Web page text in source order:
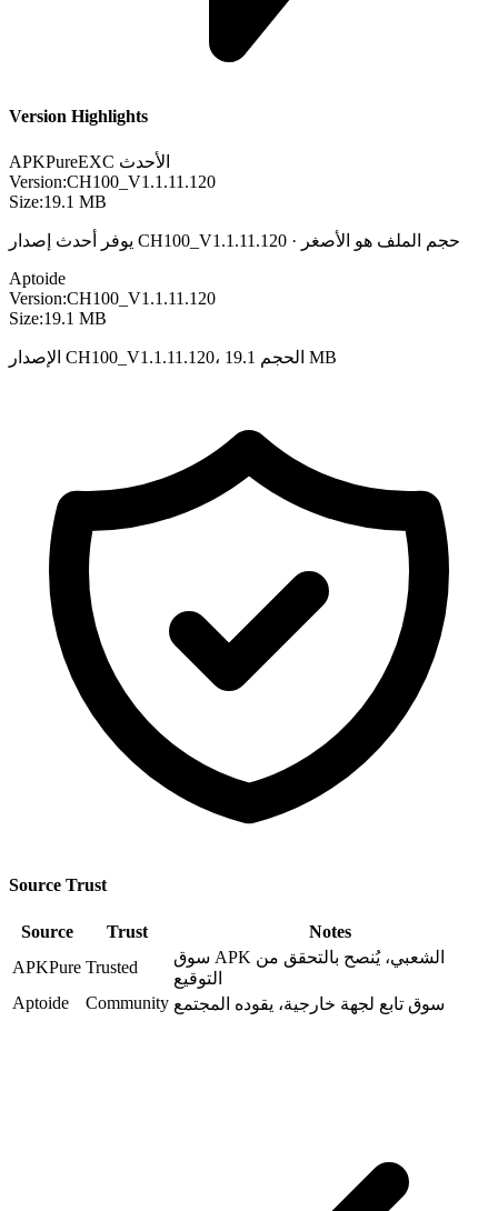
Version Highlights
APKPureEXC الأحدث
Version:CH100_V1.1.11.120
Size:19.1 MB
يوفر أحدث إصدار CH100_V1.1.11.120 · حجم الملف هو الأصغر
Aptoide
Version:CH100_V1.1.11.120
Size:19.1 MB
الإصدار CH100_V1.1.11.120، الحجم 19.1 MB
Source Trust
Source Trust
Notes
APKPure Trusted
سوق APK الشعبي، يُنصح بالتحقق من
التوقيع
Aptoide
Community سوق تابع لجهة خارجية، يقوده المجتمع